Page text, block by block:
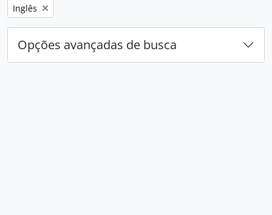
Remover filtro:
Inglês
Opções avançadas de busca